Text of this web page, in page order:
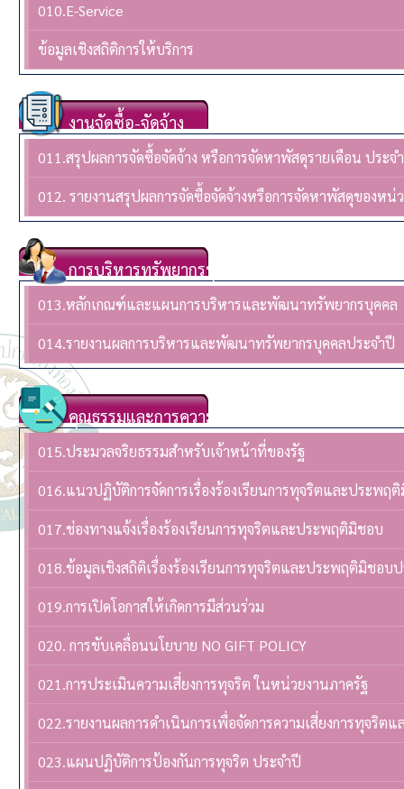
010.E-Service
ข้อมูลเชิงสถิติการให้บริการ
งานจัดซื้อ-จัดจ้าง
011.สรุปผลการจัดซื้อจัดจ้าง หรือการจัดหาพัสดุรายเดือน ประ
012. รายงานสรุปผลการจัดซื้อจัดจ้างหรือการจัดหาพัสดุของห
การบริหารทรัพยากรบุคล
013.หลักเกณฑ์และแผนการบริหารและพัฒนาทรัพยากรบุคคล
014.รายงานผลการบริหารและพัฒนาทรัพยากรบุคคลประจําปี
คุณธรรมและการความโปร่งใส
015.ประมวลจริยธรรมสำหรับเจ้าหน้าที่ของรัฐ
016.แนวปฏิบัติการจัดการเรื่องร้องเรียนการทุจริตและประพฤ
017.ช่องทางแจ้งเรื่องร้องเรียนการทุจริตและประพฤติมิชอบ
018.ข้อมูลเชิงสถิติเรื่องร้องเรียนการทุจริตและประพฤติมิชอบ
019.การเปิดโอกาสให้เกิดการมีส่วนร่วม
020. การขับเคลื่อนนโยบาย NO GIFT POLICY
021.การประเมินความเสี่ยงการทุจริต ในหน่วยงานภาครัฐ
022.รายงานผลการดำเนินการเพื่อจัดการความเสี่ยงการทุจริ
023.แผนปฏิบัติการป้องกันการทุจริต ประจำปี